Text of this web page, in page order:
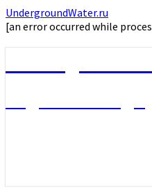
UndergroundWater.ru
[an error occurred while